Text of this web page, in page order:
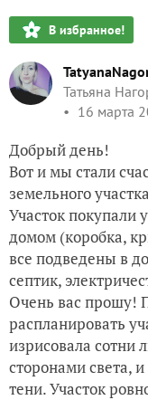
В избранное!
Татьяна
16 марта
Добрый день!
Вот и мы стали
земельного
Участок покупали
домом (коробка,
все подведены в
септик,
Очень вас прошу!
распланировать
изрисовала сотни
сторонами света,
тени. Участок